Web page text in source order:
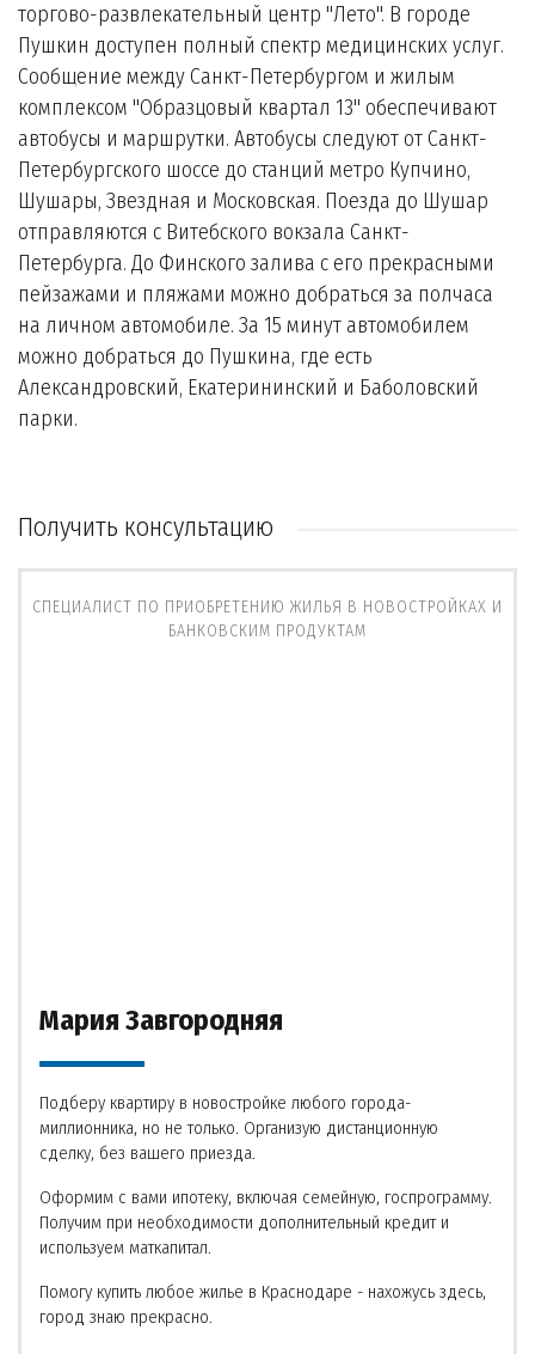
торгово-развлекательный центр "Лето". В городе
Пушкин доступен полный спектр медицинских услуг.
Сообщение между Санкт-Петербургом и жилым
комплексом "Образцовый квартал 13" обеспечивают
автобусы и маршрутки. Автобусы следуют от Санкт-
Петербургского шоссе до станций метро Купчино,
Шушары, Звездная и Московская. Поезда до Шушар
отправляются с Витебского вокзала Санкт-
Петербурга. До Финского залива с его прекрасными
пейзажами и пляжами можно добраться за полчаса
на личном автомобиле. За 15 минут автомобилем
можно добраться до Пушкина, где есть
Александровский, Екатерининский и Баболовский
парки.
Получить консультацию
СПЕЦИАЛИСТ ПО ПРИОБРЕТЕНИЮ ЖИЛЬЯ В НОВОСТРОЙКАХ И
БАНКОВСКИМ ПРОДУКТАМ
Мария Завгородняя
Подберу квартиру в новостройке любого города-
миллионника, но не только. Организую дистанционную
сделку, без вашего приезда.
Оформим с вами ипотеку, включая семейную, госпрограмму.
Получим при необходимости дополнительный кредит и
используем маткапитал.
Помогу купить любое жилье в Краснодаре - нахожусь здесь,
город знаю прекрасно.